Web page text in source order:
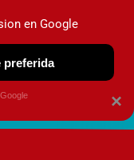
×
en Google
preferida